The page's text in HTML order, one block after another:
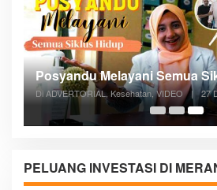
Posyandu Melayani Semua
Di ADVERTORIAL, Kesehatan, VIDEO | 27
PELUANG INVESTASI DI